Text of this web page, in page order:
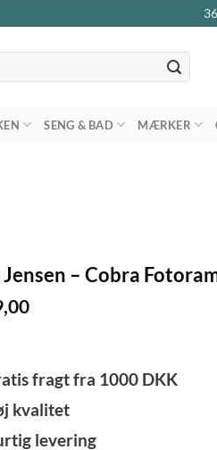
SENG & BAD MÆRKER
– Cobra
fragt fra 1000 DKK
kvalitet
levering